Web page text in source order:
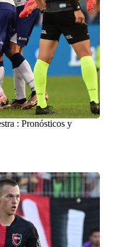
: Pronósticos y